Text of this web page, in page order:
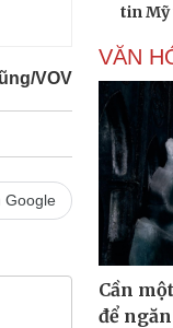
VOV
Google
tin Mỹ
VĂN
Cần
để